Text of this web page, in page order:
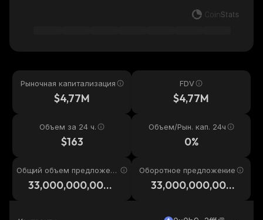
Рыночная капитализация
$4,77M
FDV
$4,77M
Объем за 24 ч.
$163
Объем/Рын. кап. 24ч
0%
Общий объем предложени
33,000,000,000,
Оборотное предложение
33,000,000,000,